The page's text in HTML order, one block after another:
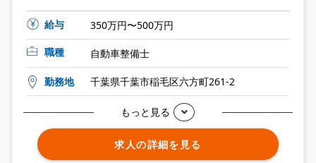
給与
350万円〜500万円
職種
自動車整備士
勤務地 千葉県千葉市稲毛区六方町261-2
もっと見る
求人の詳細を見る